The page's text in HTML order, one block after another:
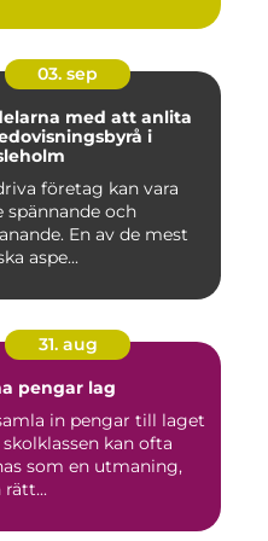
03. sep
med att anlita
i
företag kan vara
spännande och
En av de mest
aspe...
31. aug
pengar lag
in pengar till laget
kan ofta
som en utmaning,
rätt...